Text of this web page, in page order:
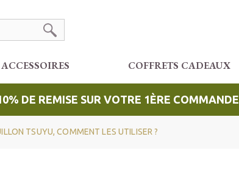
ACCESSOIRES COFFRETS CADEAUX
DE REMISE SUR VOTRE 1ÈRE COMMANDE
TSUYU, COMMENT LES UTILISER ?